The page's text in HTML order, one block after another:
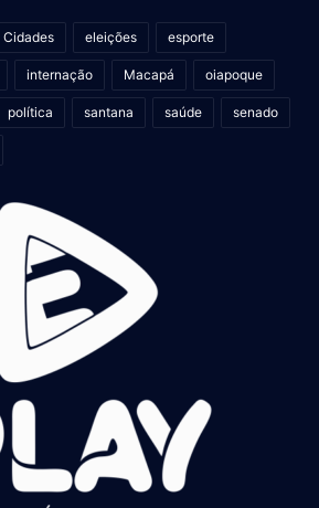
Cidades eleições esporte
internação Macapá oiapoque
política santana saúde senado